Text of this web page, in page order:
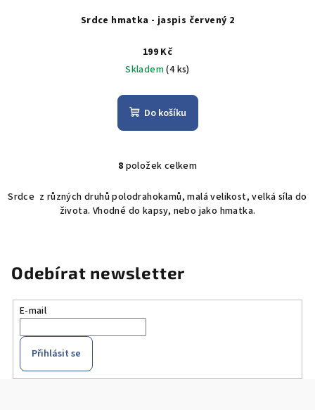
Srdce hmatka - jaspis červený 2
199 Kč
Skladem(4 ks)
Do košíku
O
v
l
á
c
í
p
v
8 položek celkem
Srdce z různých druhů polodrahokamů, malá velikost, velká síla do
života. Vhodné do kapsy, nebo jako hmatka.
Odebírat newsletter
E-mail
Přihlásit se